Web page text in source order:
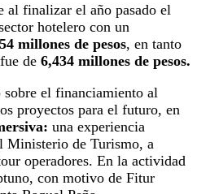
al finalizar el año pasado el
hotelero con un
millones de pesos, en tanto
de 6,434 millones de pesos.
el financiamiento al
proyectos para el futuro, en
una experiencia
Ministerio de Turismo, a
operadores. En la actividad
con motivo de Fitur